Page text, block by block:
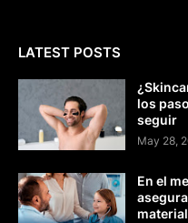
LATEST POSTS
los
seguir
May 28,
En el
material